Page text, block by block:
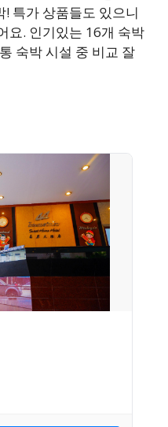
특가 상품들도 있으니
요. 인기있는 16개 숙박
숙박 시설 중 비교 잘